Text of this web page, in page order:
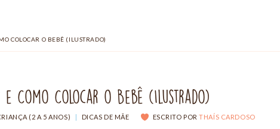
COLOCAR O BEBÊ (ILUSTRADO)
Como Colocar o Bebê (Ilustrado)
(2 A 5 ANOS) DICAS DE MÃE ESCRITO POR THAÍS CARDOSO